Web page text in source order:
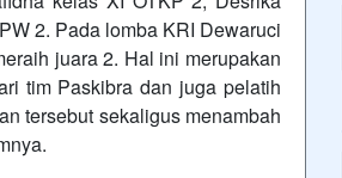
2. Pada lomba KRI Dewaruci
juara 2. Hal ini merupakan
tim Paskibra dan juga pelatih
tersebut sekaligus menambah